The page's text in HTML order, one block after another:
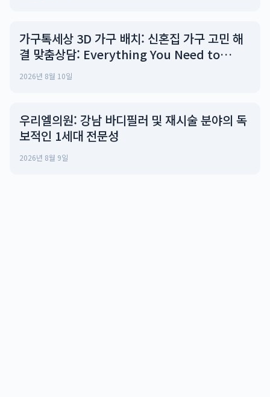
가구톡세상 3D 가구 배치: 신혼집 가구 고민 해
결 맞춤상담: Everything You Need to
Know
2026년 8월 10일
우리엘의원: 강남 바디필러 및 재시술 분야의 독
보적인 1세대 전문성
2026년 8월 9일